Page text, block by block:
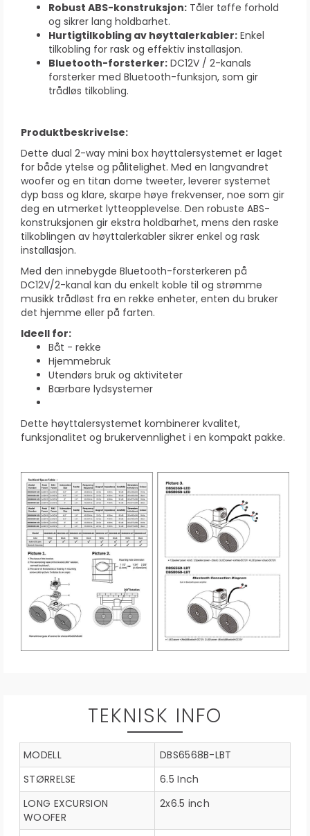
Robust ABS-konstruksjon: Tåler tøffe forhold
og sikrer lang holdbarhet.
Hurtigtilkobling av høyttalerkabler: Enkel
tilkobling for rask og effektiv installasjon.
Bluetooth-forsterker: DC12V / 2-kanals
forsterker med Bluetooth-funksjon, som gir
trådløs tilkobling.
Produktbeskrivelse:
Dette dual 2-way mini box høyttalersystemet er laget
for både ytelse og pålitelighet. Med en langvandret
woofer og en titan dome tweeter, leverer systemet
dyp bass og klare, skarpe høye frekvenser, noe som gir
deg en utmerket lytteopplevelse. Den robuste ABS-
konstruksjonen gir ekstra holdbarhet, mens den raske
tilkoblingen av høyttalerkabler sikrer enkel og rask
installasjon.
Med den innebygde Bluetooth-forsterkeren på
DC12V/2-kanal kan du enkelt koble til og strømme
musikk trådløst fra en rekke enheter, enten du bruker
det hjemme eller på farten.
Ideell for:
Båt - rekke
Hjemmebruk
Utendørs bruk og aktiviteter
Bærbare lydsystemer
Dette høyttalersystemet kombinerer kvalitet,
funksjonalitet og brukervennlighet i en kompakt pakke.
TEKNISK INFO
MODELL
DBS6568B-LBT
STØRRELSE
6.5 Inch
LONG EXCURSION
WOOFER
2x6.5 inch